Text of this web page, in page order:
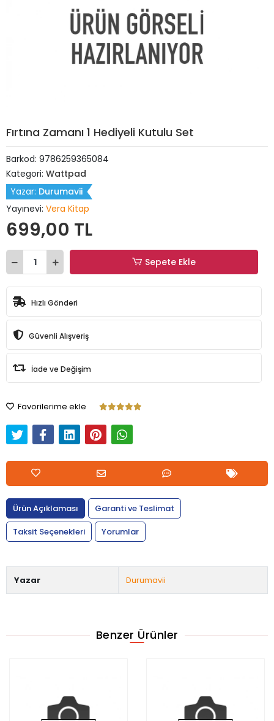
Fırtına Zamanı 1 Hediyeli Kutulu Set
Barkod: 9786259365084
Kategori: Wattpad
Yazar: Durumavii
Yayınevi: Vera Kitap
699,00 TL
Sepete Ekle
Hızlı Gönderi
Güvenli Alışveriş
İade ve Değişim
Favorilerime ekle
Ürün Açıklaması
Garanti ve Teslimat
Taksit Seçenekleri
Yorumlar
Yazar Durumavii
Benzer Ürünler